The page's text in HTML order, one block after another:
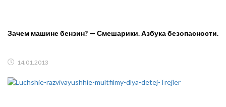
Зачем машине бензин? — Смешарики. Азбука безопасности.
14.01.2013